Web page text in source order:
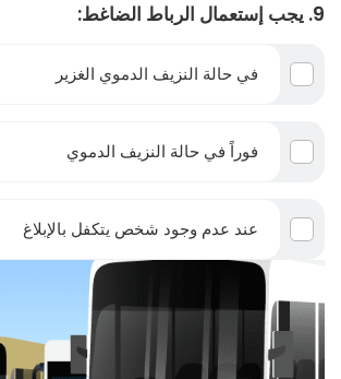
9. يجب إستعمال الرباط الضاغط:
في حالة النزيف الدموي الغزير
فوراً في حالة النزيف الدموي
عند عدم وجود شخص يتكفل بالإبلاغ